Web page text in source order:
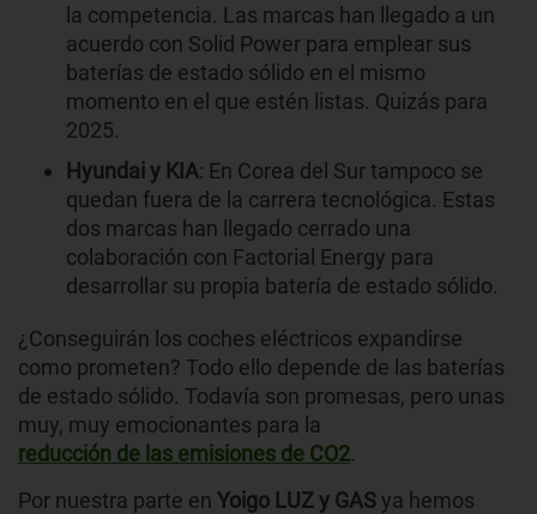
la competencia. Las marcas han llegado a un
acuerdo con Solid Power para emplear sus
baterías de estado sólido en el mismo
momento en el que estén listas. Quizás para
2025.
Hyundai y KIA: En Corea del Sur tampoco se
quedan fuera de la carrera tecnológica. Estas
dos marcas han llegado cerrado una
colaboración con Factorial Energy para
desarrollar su propia batería de estado sólido.
¿Conseguirán los coches eléctricos expandirse
como prometen? Todo ello depende de las baterías
de estado sólido. Todavía son promesas, pero unas
muy, muy emocionantes para la
reducción de las emisiones de CO2.
Por nuestra parte en Yoigo LUZ y GASya hemos